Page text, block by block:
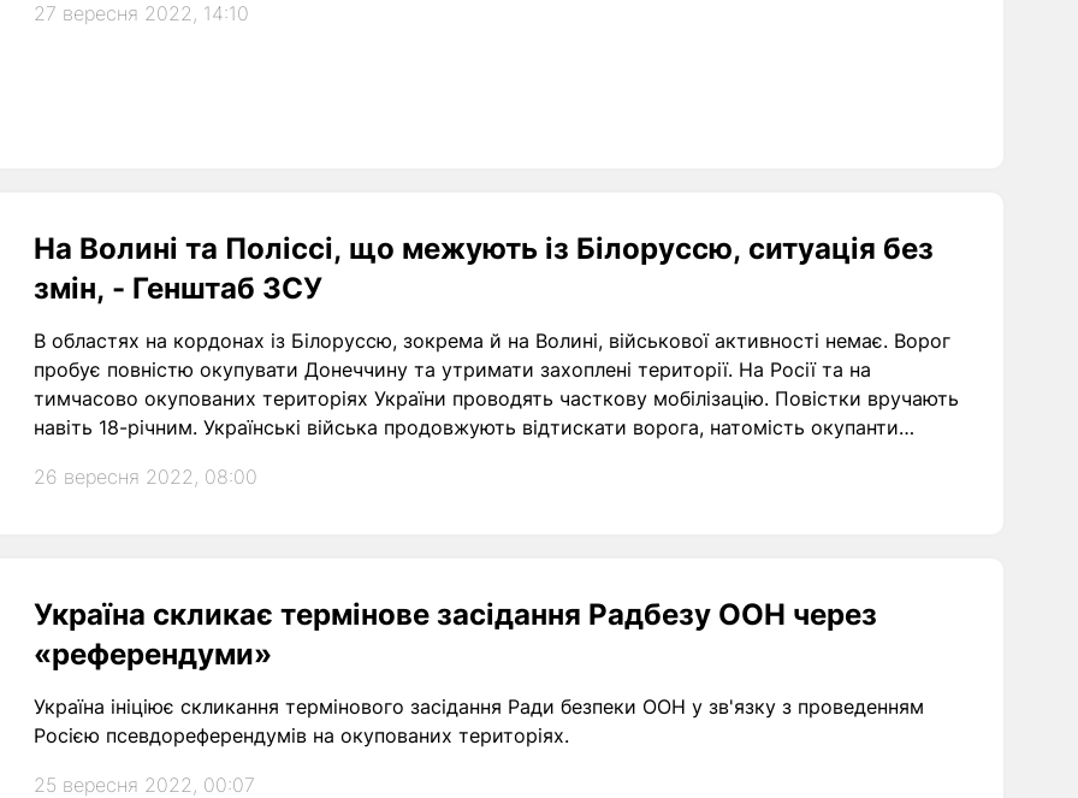
27 вересня 2022, 14:10
На Волині та Поліссі, що межують із Білоруссю, ситуація без
змін, - Генштаб ЗСУ
В областях на кордонах із Білоруссю, зокрема й на Волині, військової активності немає. Ворог
пробує повністю окупувати Донеччину та утримати захоплені території. На Росії та на
тимчасово окупованих територіях України проводять часткову мобілізацію. Повістки вручають
навіть 18-річним. Українські війська продовжують відтискати ворога, натомість окупанти
26 вересня 2022, 08:00
Україна скликає термінове засідання Радбезу ООН через
«референдуми»
Україна ініціює скликання термінового засідання Ради безпеки ООН у зв'язку з проведенням
Росією псевдореферендумів на окупованих територіях.
25 вересня 2022, 00:07